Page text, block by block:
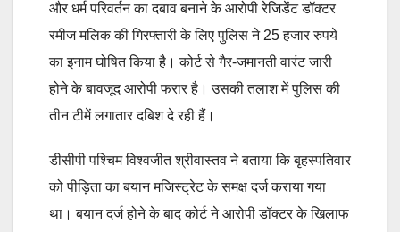
और धर्म परिवर्तन का दबाव बनाने के आरोपी रेजिडेंट डॉक्टर
रमीज मलिक की गिरफ्तारी के लिए पुलिस ने 25 हजार रुपये
का इनाम घोषित किया है। कोर्ट से गैर-जमानती वारंट जारी
होने के बावजूद आरोपी फरार है। उसकी तलाश में पुलिस की
तीन टीमें लगातार दबिश दे रही हैं।
डीसीपी पश्चिम विश्वजीत श्रीवास्तव ने बताया कि बृहस्पतिवार
को पीड़िता का बयान मजिस्ट्रेट के समक्ष दर्ज कराया गया
था। बयान दर्ज होने के बाद कोर्ट ने आरोपी डॉक्टर के खिलाफ